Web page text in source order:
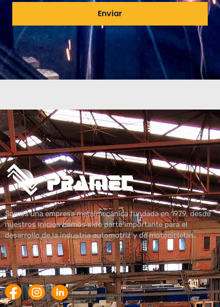
Enviar
Somos una empresa metalmecánica fundada en 1979, desde
nuestros inicios hemos sido parte importante para el
desarrollo de la industria automotriz y de motocicletas.